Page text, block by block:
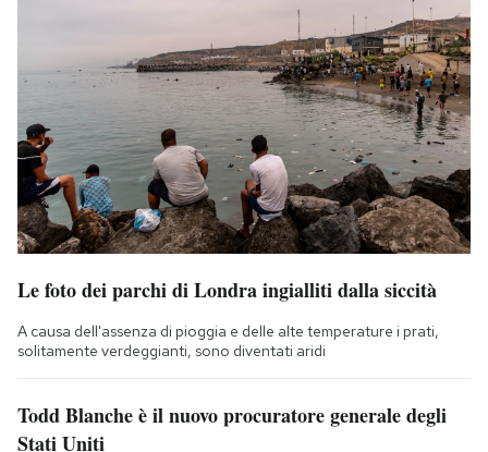
Le foto dei parchi di Londra ingialliti dalla siccità
A causa dell'assenza di pioggia e delle alte temperature i prati,
solitamente verdeggianti, sono diventati aridi
Todd Blanche è il nuovo procuratore generale degli
Stati Uniti